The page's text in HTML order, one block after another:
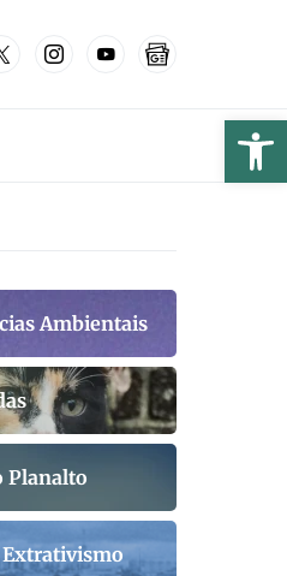
Ambientais
Planalto